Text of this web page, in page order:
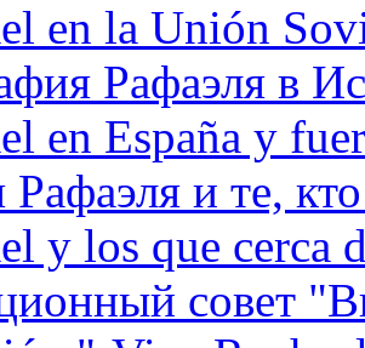
en la Unión
Рафаэля в
en España y
Рафаэля и те,
y los que cerca
совет